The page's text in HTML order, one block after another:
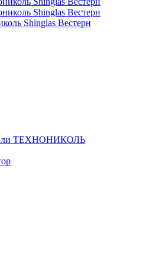
Shinglas Вестерн
ТЕХНОНИКОЛЬ